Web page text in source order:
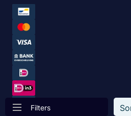
Filters